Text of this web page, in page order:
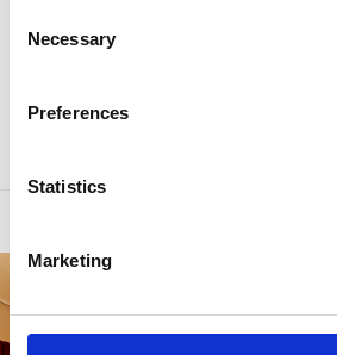
Selection
Necessary
Preferences
Statistics
Marketing
Il Ridotto oggi: spazio polivalente tra